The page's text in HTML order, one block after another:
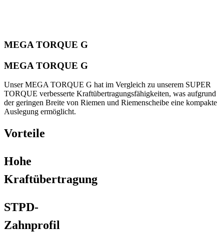
MEGA TORQUE G
MEGA TORQUE G
Unser MEGA TORQUE G hat im Vergleich zu unserem SUPER
TORQUE verbesserte Kraftübertragungsfähigkeiten, was aufgrund
der geringen Breite von Riemen und Riemenscheibe eine kompakte
Auslegung ermöglicht.
Vorteile
Hohe
Kraftübertragung
STPD-
Zahnprofil